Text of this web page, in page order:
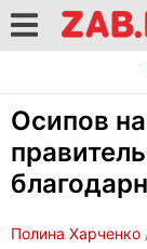
Осипов
Полина Харченко